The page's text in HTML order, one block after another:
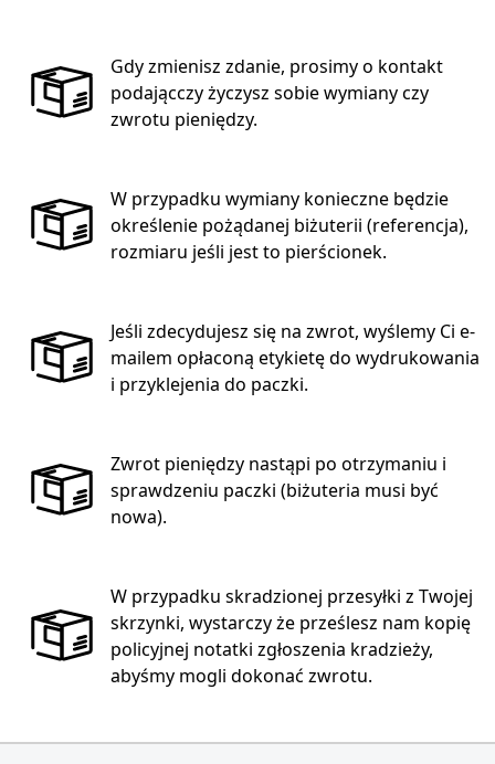
Gdy zmienisz zdanie, prosimy o kontakt
podającczy życzysz sobie wymiany czy
zwrotu pieniędzy.
W przypadku wymiany konieczne będzie
określenie pożądanej biżuterii (referencja),
rozmiaru jeśli jest to pierścionek.
Jeśli zdecydujesz się na zwrot, wyślemy Ci e-
mailem opłaconą etykietę do wydrukowania
i przyklejenia do paczki.
Zwrot pieniędzy nastąpi po otrzymaniu i
sprawdzeniu paczki (biżuteria musi być
nowa).
W przypadku skradzionej przesyłki z Twojej
skrzynki, wystarczy że prześlesz nam kopię
policyjnej notatki zgłoszenia kradzieży,
abyśmy mogli dokonać zwrotu.